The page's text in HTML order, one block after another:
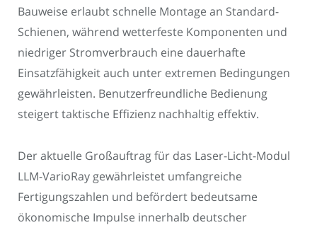
Bauweise erlaubt schnelle Montage an Standard-
Schienen, während wetterfeste Komponenten und
niedriger Stromverbrauch eine dauerhafte
Einsatzfähigkeit auch unter extremen Bedingungen
gewährleisten. Benutzerfreundliche Bedienung
steigert taktische Effizienz nachhaltig effektiv.
Der aktuelle Großauftrag für das Laser-Licht-Modul
LLM-VarioRay gewährleistet umfangreiche
Fertigungszahlen und befördert bedeutsame
ökonomische Impulse innerhalb deutscher